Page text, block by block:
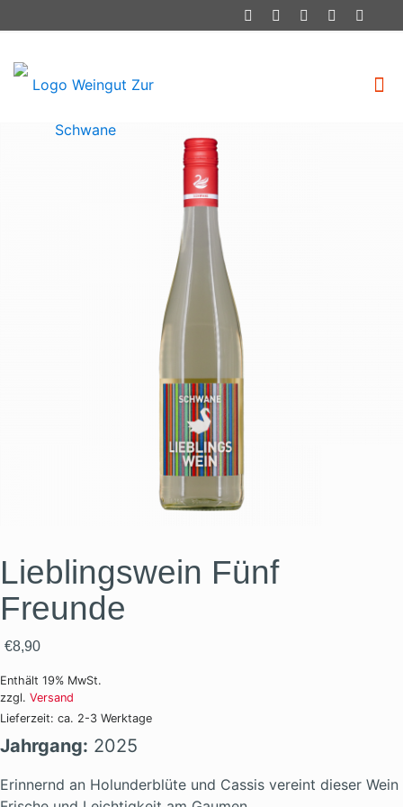
Lieblingswein Fünf
Freunde
€8,90
Enthält 19% MwSt.
zzgl. Versand
Lieferzeit: ca. 2-3 Werktage
Jahrgang: 2025
Erinnernd an Holunderblüte und Cassis vereint dieser Wein